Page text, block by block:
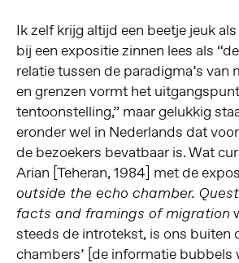
Ik zelf krijg altijd een beetje jeuk
bij een expositie zinnen lees als
relatie tussen de paradigma’s van
en grenzen vormt het
tentoonstelling,” maar gelukkig
eronder wel in Nederlands dat
de bezoekers bevatbaar is. Wat
Arian [Teheran, 1984] met de
outside the echo chamber.
facts and framings of migration
steeds de introtekst, is ons buiten
chambers’ [de informatie bubbels